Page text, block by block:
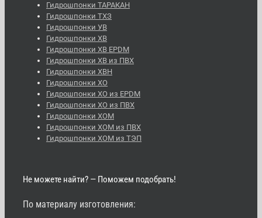
Гидрошпонки ТАРАКАН
Гидрошпонки ТХЗ
Гидрошпонки УВ
Гидрошпонки ХВ
Гидрошпонки ХВ EPDM
Гидрошпонки ХВ из ПВХ
Гидрошпонки ХВН
Гидрошпонки ХО
Гидрошпонки ХО из EPDM
Гидрошпонки ХО из ПВХ
Гидрошпонки ХОМ
Гидрошпонки ХОМ из ПВХ
Гидрошпонки ХОМ из ТЭП
Не можете найти? — Поможем подобрать!
По материалу изготовления: